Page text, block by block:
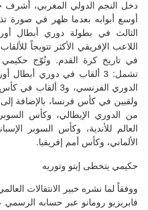
دخل النجم الدولي المغربي، أشرف
أوسع أبوابه بعدما ظهر في صورة
الثالث في بطولة دوري أبطال
اللاعب الإفريقي الأكثر تتويجاً
الدوري الفرنسي، و3
ولقبين في كأس فرنسا، بالإضافة
من الدوري الإيطالي، وكأس
العالم للأندية، وكأس السوبر
الألماني، وكأس أمم إفريقيا.
حكيمي يتخطى إيتو وتوريه
ووفقاً لما نشره خبير الانتقالات
فابريزيو رومانو عبر حسابه